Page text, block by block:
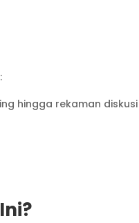
hingga rekaman diskusi